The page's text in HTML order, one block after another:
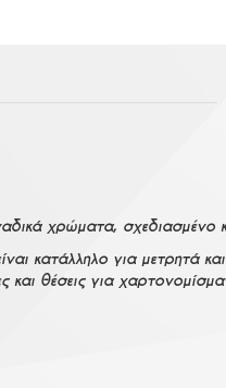
χρώματα,
κατάλληλο για μετρητά
και θέσεις για